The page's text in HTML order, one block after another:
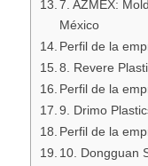
7. AZMEX:
México
Perfil de la
8. Revere
Perfil de la
9. Drimo
Perfil de la
10. Dongguan